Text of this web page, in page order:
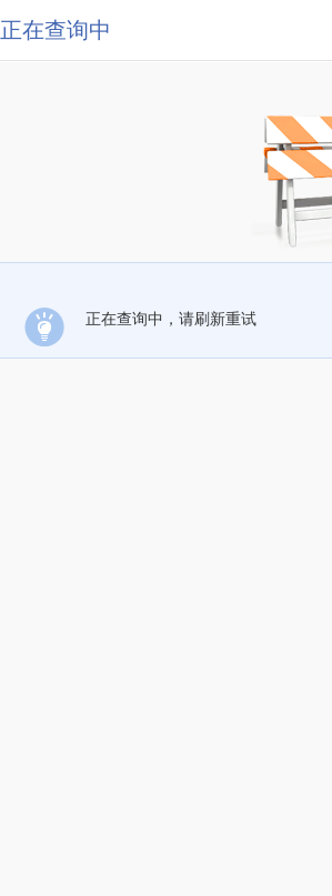
正在查询中
正在查询中，请刷新重试